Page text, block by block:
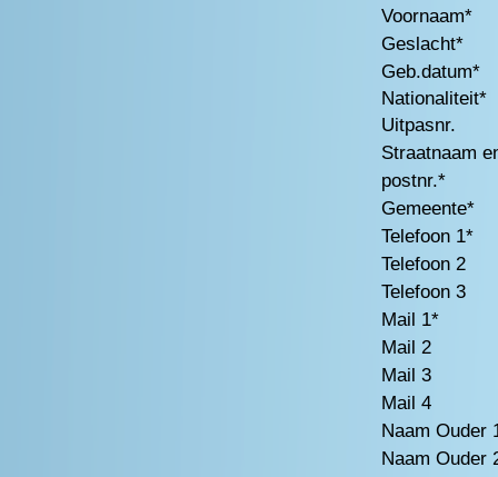
Voornaam*
Geslacht*
Geb.datum*
Nationaliteit*
Uitpasnr.
Straatnaam
postnr.*
Gemeente*
Telefoon 1*
Telefoon 2
Telefoon 3
Mail 1*
Mail 2
Mail 3
Mail 4
Naam Ouder
Naam Ouder